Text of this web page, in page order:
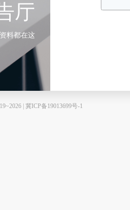
厅
料都在这
| 冀ICP备19013699号-1